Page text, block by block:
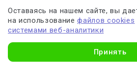
Работа в Work5
Наши соцсети
Оставаясь на нашем сайте, вы
на использованиефайлов cookies
системами веб-аналитики
Принять